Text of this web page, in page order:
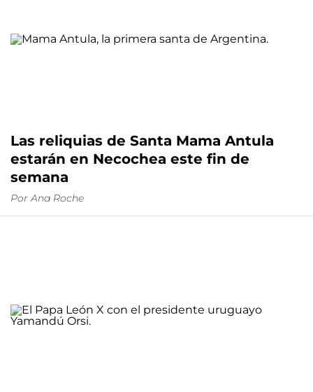
Las reliquias de Santa Mama Antula
estarán en Necochea este fin de
semana
Por Ana Roche